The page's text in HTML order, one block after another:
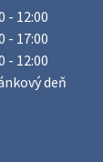
- 12:00
- 17:00
- 12:00
deň